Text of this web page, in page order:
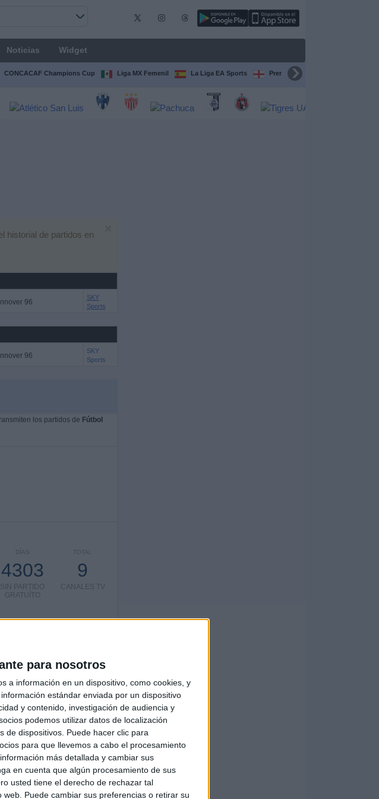
para nosotros
a información en un dispositivo, como cookies, y
estándar enviada por un dispositivo
y contenido, investigación de audiencia y
podemos utilizar datos de localización
de dispositivos. Puede hacer clic para
para que llevemos a cabo el procesamiento
más detallada y cambiar sus
en cuenta que algún procesamiento de sus
usted tiene el derecho de rechazar tal
Puede cambiar sus preferencias o retirar su
Noticias Widget
CONCACAF Champions Cup Liga MX Femenil La Liga EA Sports Premier League
historial de partidos en
96
SKY
Sports
96
SKY
Sports
los partidos de Fútbol
TOTAL
9
CANALES TV
DÍAS
4303
SIN PARTIDO
GRATUÍTO
TOTAL
36
RIVALES
MÁXIMO
6
VS Hamburger
SV
72 (66.06%)